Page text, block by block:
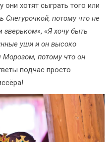
хотят сыграть того или
Снегурочкой, потому что не
зверьком», «Я хочу быть
уши и он высоко
потому что он
подчас просто